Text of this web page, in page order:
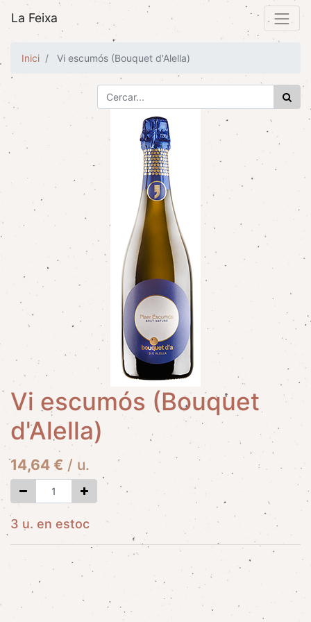
La Feixa
Inici Vi escumós (Bouquet d'Alella)
Vi escumós (Bouquet
d'Alella)
14,64 € / u.
3 u. en estoc